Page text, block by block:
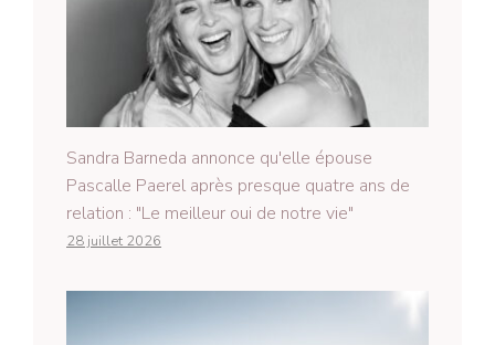
Sandra Barneda annonce qu'elle épouse
Pascalle Paerel après presque quatre ans de
relation : "Le meilleur oui de notre vie"
28 juillet 2026